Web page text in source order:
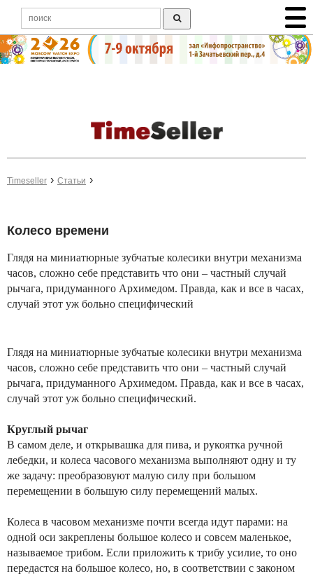
Timeseller Статьи
Колесо времени
Глядя на миниатюрные зубчатые колесики внутри механизма
часов, сложно себе представить что они – частный случай
рычага, придуманного Архимедом. Правда, как и все в часах,
случай этот уж больно специфический
Глядя на миниатюрные зубчатые колесики внутри механизма
часов, сложно себе представить что они – частный случай
рычага, придуманного Архимедом. Правда, как и все в часах,
случай этот уж больно специфический.
Круглый рычаг
В самом деле, и открывашка для пива, и рукоятка ручной
лебедки, и колеса часового механизма выполняют одну и ту
же задачу: преобразовуют малую силу при большом
перемещении в большую силу перемещений малых.
Колеса в часовом механизме почти всегда идут парами: на
одной оси закреплены большое колесо и совсем маленькое,
называемое трибом. Если приложить к трибу усилие, то оно
передастся на большое колесо, но, в соответствии с законом